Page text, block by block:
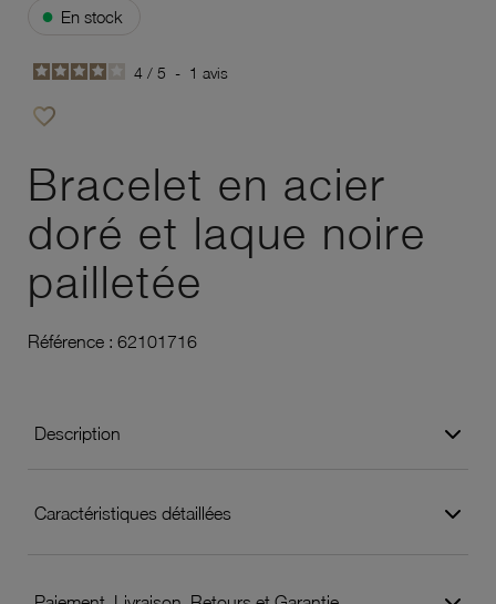
● En stock
4 / 5 - 1 avis
favorite_border
Bracelet en acier
doré et laque noire
pailletée
Référence : 62101716
Description
Caractéristiques détaillées